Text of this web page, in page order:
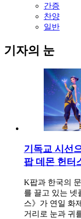
간증
찬양
일반
기자의 눈
기독교 시선
팝 데몬 헌터
K팝과 한국의
를 끌고 있는 넷
스》가 연일 화
거리로 눈과 귀